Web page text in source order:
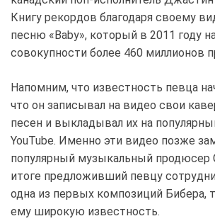
Книгу рекордов благодаря своему
песню «Baby», который в 2011 году
совокупности более 460 миллионов
Напомним, что известность певца
что он записывал на видео свои
песен и выкладывал их на
YouTube. Именно эти видео позже
популярный музыкальный продюсер
итоге предложивший певцу
одна из первых композиций Бибера,
ему широкую известность.